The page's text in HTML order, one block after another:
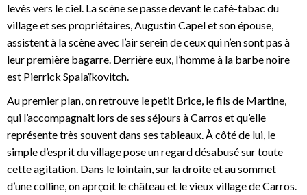
levés vers le ciel. La scène se passe devant le café-tabac du
village et ses propriétaires, Augustin Capel et son épouse,
assistent à la scène avec l’air serein de ceux qui n’en sont pas à
leur première bagarre. Derrière eux, l’homme à la barbe noire
est Pierrick Spalaïkovitch.
Au premier plan, on retrouve le petit Brice, le fils de Martine,
qui l’accompagnait lors de ses séjours à Carros et qu’elle
représente très souvent dans ses tableaux. À côté de lui, le
simple d’esprit du village pose un regard désabusé sur toute
cette agitation. Dans le lointain, sur la droite et au sommet
d’une colline, on aprçoit le château et le vieux village de Carros.